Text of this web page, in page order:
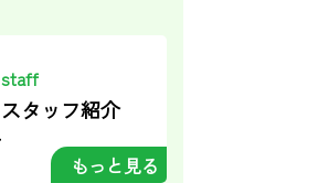
staff
スタッフ紹介
もっと見る